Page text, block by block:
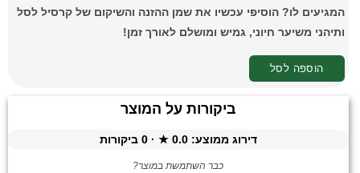
המגיעים לו? הוסיפי עכשיו את שמן ההזנה והשיקום של קרסיל לסל
ותיהני משיער חיוני, גמיש ומושלם לאורך זמן!
הוספה לסל
ביקורות על המוצר
דירוג ממוצע:0.0
★ ·
0 ביקורות
כבר השתמשת במוצר?